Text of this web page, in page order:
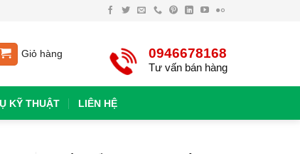
Giỏ hàng 0946678168
Tư vấn bán hàng
KỸ THUẬT LIÊN HỆ